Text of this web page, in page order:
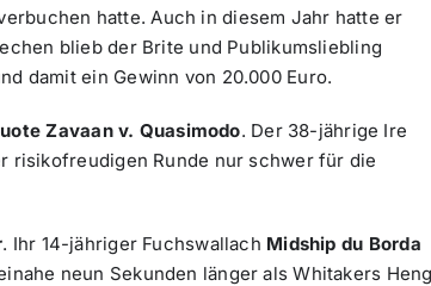
hatte. Auch in diesem Jahr hatte er
blieb der Brite und Publikumsliebling
damit ein Gewinn von 20.000 Euro.
Zavaan v. Quasimodo. Der 38-jährige Ire
risikofreudigen Runde nur schwer für die
. Ihr 14-jähriger Fuchswallach Midship du Borda
neun Sekunden länger als Whitakers